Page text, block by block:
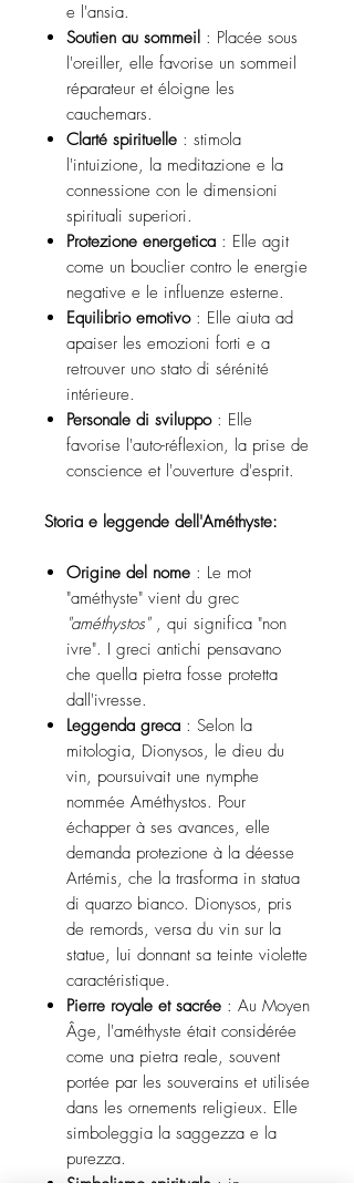
e l'ansia.
Soutien au sommeil : Placée sous
l'oreiller, elle favorise un sommeil
réparateur et éloigne les
cauchemars.
Clarté spirituelle : stimola
l'intuizione, la meditazione e la
connessione con le dimensioni
spirituali superiori.
Protezione energetica : Elle agit
come un bouclier contro le energie
negative e le influenze esterne.
Equilibrio emotivo: Elle aiuta ad
apaiser les emozioni forti e a
retrouver uno stato di sérénité
intérieure.
Personale di sviluppo: Elle
favorise l'auto-réflexion, la prise de
conscience et l'ouverture d'esprit.
Storia e leggende dell'Améthyste:
Origine del nome : Le mot
"améthyste" vient du grec
"améthystos", qui significa "non
ivre". I greci antichi pensavano
che quella pietra fosse protetta
dall'ivresse.
Leggenda greca : Selon la
mitologia, Dionysos, le dieu du
vin, poursuivait une nymphe
nommée Améthystos. Pour
échapper à ses avances, elle
demanda protezione à la déesse
Artémis, che la trasforma in statua
di quarzo bianco. Dionysos, pris
de remords, versa du vin sur la
statue, lui donnant sa teinte violette
caractéristique.
Pierre royale et sacrée : Au Moyen
Âge, l'améthyste était considérée
come una pietra reale, souvent
portée par les souverains et utilisée
dans les ornements religieux. Elle
simboleggia la saggezza e la
purezza.
Simbolismo spirituale : in